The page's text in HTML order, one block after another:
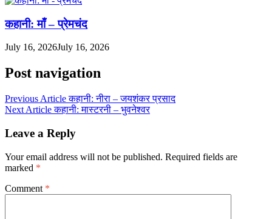
कहानी: माँ – प्रेमचंद
July 16, 2026July 16, 2026
Post navigation
Previous Article कहानी: नीरा – जयशंकर प्रसाद
Next Article कहानी: मास्टरनी – भुवनेश्वर
Leave a Reply
Your email address will not be published. Required fields are
marked *
Comment *